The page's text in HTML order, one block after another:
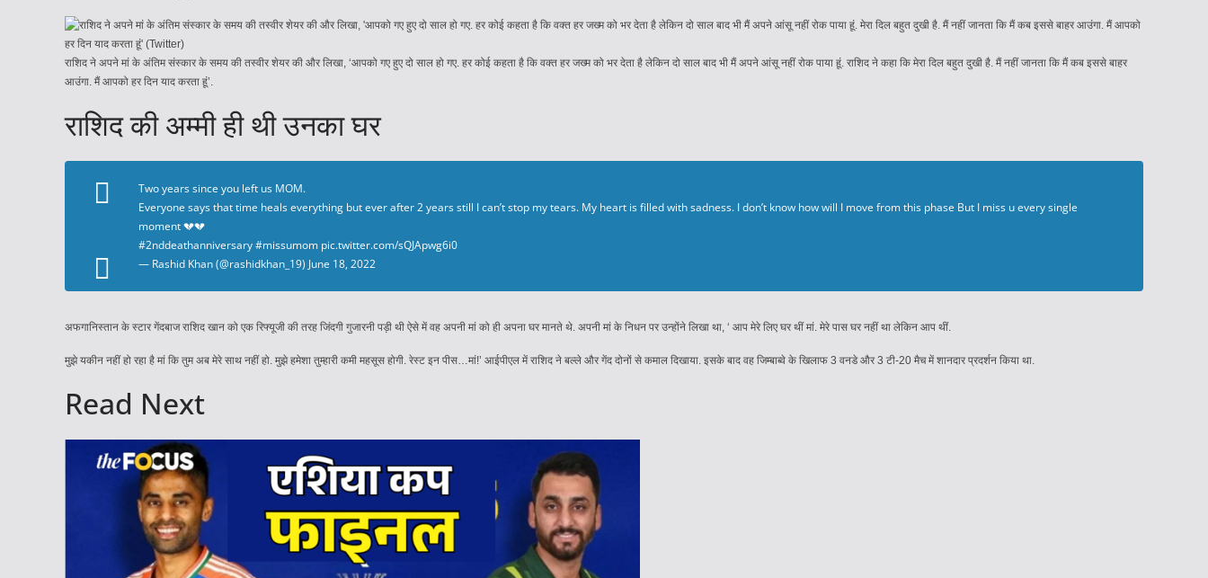
राशिद ने अपने मां के अंतिम संस्कार के समय की तस्वीर शेयर की और लिखा, ‘आपको गए हुए दो साल हो गए. हर कोई कहता है कि वक्त हर जख्म को भर देता है लेकिन दो साल बाद भी मैं अपने आंसू नहीं रोक पाया हूं. राशिद ने कहा कि मेरा दिल बहुत दुखी है. मैं नहीं जानता कि मैं कब इससे बाहर
आउंगा. मैं आपको हर दिन याद करता हूं’.
राशिद की अम्मी ही थी उनका घर
Two years since you left us MOM.
Everyone says that time heals everything but ever after 2 years still I can’t stop my tears. My heart is filled with sadness. I don’t know how will I move from this phase But I miss u every single
moment 💔💔
#2nddeathanniversary#missumom pic.twitter.com/sQJApwg6i0
— Rashid Khan (@rashidkhan_19) June 18, 2022
अफगानिस्तान के स्टार गेंदबाज राशिद खान को एक रिफ्यूजी की तरह जिंदगी गुजारनी पड़ी थी ऐसे में वह अपनी मां को ही अपना घर मानते थे. अपनी मां के निधन पर उन्होंने लिखा था, ‘ आप मेरे लिए घर थीं मां. मेरे पास घर नहीं था लेकिन आप थीं.
मुझे यकीन नहीं हो रहा है मां कि तुम अब मेरे साथ नहीं हो. मुझे हमेशा तुम्हारी कमी महसूस होगी. रेस्ट इन पीस…मां!’ आईपीएल में राशिद ने बल्ले और गेंद दोनों से कमाल दिखाया. इसके बाद वह जिम्बाब्वे के खिलाफ 3 वनडे और 3 टी-20 मैच में शानदार प्रदर्शन किया था.
Read Next